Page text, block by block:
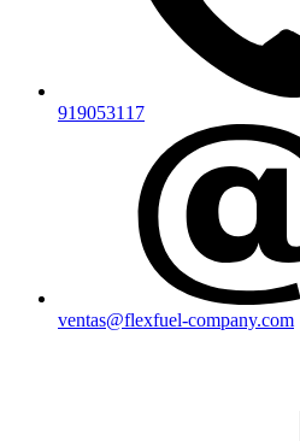
919053117
ventas@flexfuel-company.com